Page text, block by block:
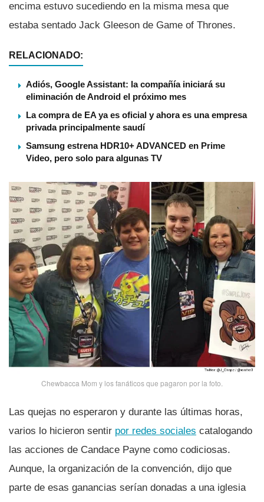
encima estuvo sucediendo en la misma mesa que
estaba sentado Jack Gleeson de Game of Thrones.
RELACIONADO:
Adiós, Google Assistant: la compañía iniciará su
eliminación de Android el próximo mes
La compra de EA ya es oficial y ahora es una empresa
privada principalmente saudí
Samsung estrena HDR10+ ADVANCED en Prime
Video, pero solo para algunas TV
Chewbacca Mom y los fanáticos que pagaron por la foto.
Las quejas no esperaron y durante las últimas horas,
varios lo hicieron sentir por redes sociales catalogando
las acciones de Candace Payne como codiciosas.
Aunque, la organización de la convención, dijo que
parte de esas ganancias serí­an donadas a una iglesia